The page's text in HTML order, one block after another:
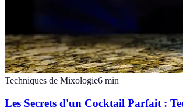
Techniques de Mixologie6 min
Les Secrets d'un Cocktail Parfait :